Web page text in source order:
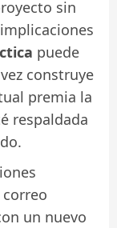
sin
puede
construye
premia la
respaldada
un nuevo